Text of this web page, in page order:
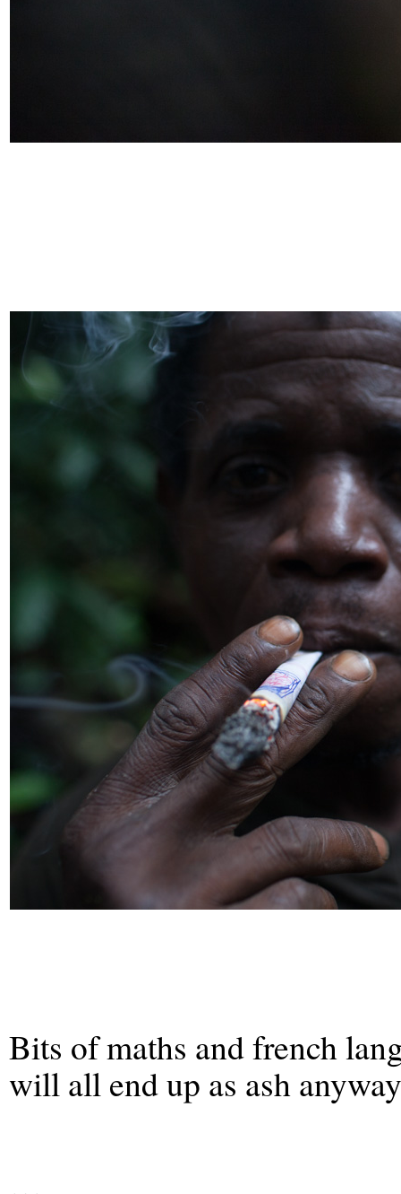
Bits of maths and french
will all end up as ash
…